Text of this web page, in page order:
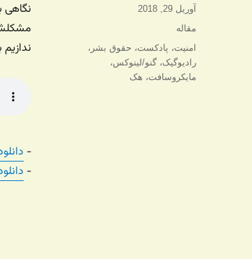
‏-
‏-
ارسال
شده
آوریل 29, 2018
دسته‌ها
مقاله
برچسب‌ها
امنیت، پادکست، حقوق بشر ،
رادیوگیک،گنو/لینوکس،
مایکروسافت، هک